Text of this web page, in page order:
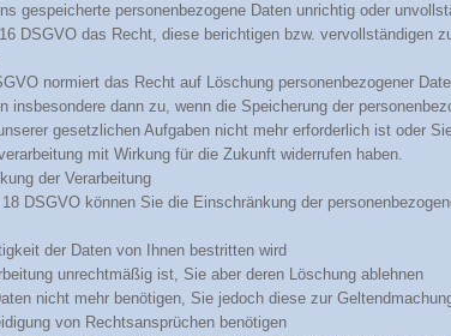
gespeicherte personenbezogene Daten unrichtig oder
DSGVO das Recht, diese berichtigen bzw. vervollständigen
normiert das Recht auf Löschung personenbezogener
insbesondere dann zu, wenn die Speicherung der
gesetzlichen Aufgaben nicht mehr erforderlich ist oder
mit Wirkung für die Zukunft widerrufen haben.
der Verarbeitung
DSGVO können Sie die Einschränkung der
der Daten von Ihnen bestritten wird
unrechtmäßig ist, Sie aber deren Löschung ablehnen
nicht mehr benötigen, Sie jedoch diese zur
von Rechtsansprüchen benötigen